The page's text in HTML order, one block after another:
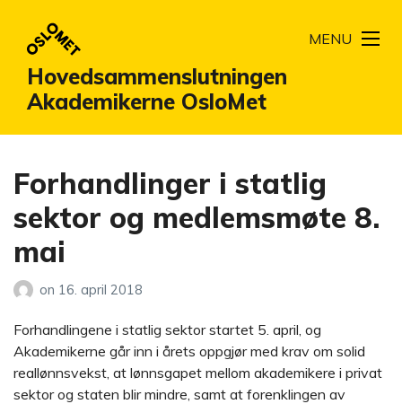
Hovedsammenslutningen
Akademikerne OsloMet
MENU
Forhandlinger i statlig
sektor og medlemsmøte 8.
mai
on 16. april 2018
Forhandlingene i statlig sektor startet 5. april, og
Akademikerne går inn i årets oppgjør med krav om solid
reallønnsvekst, at lønnsgapet mellom akademikere i privat
sektor og staten blir mindre, samt at forenklingen av